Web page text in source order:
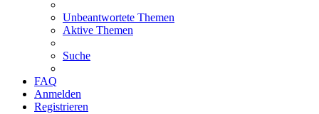
Unbeantwortete Themen
Aktive Themen
Suche
FAQ
Anmelden
Registrieren